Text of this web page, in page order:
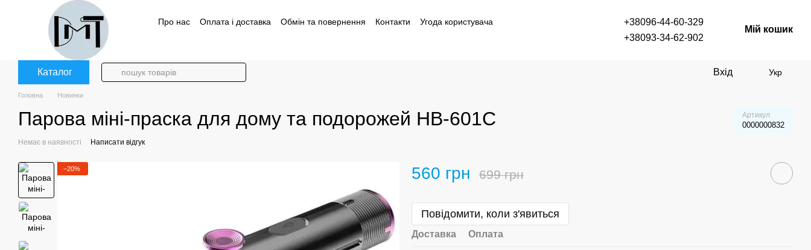
Перейти до основного контенту
Про нас
Оплата і доставка Обмін та повернення Контакти
Угода користувача
+38096-44-60-329
+38093-34-62-902
Мій кошик
Каталог Вхід Укр
Головна Новинки
Парова міні-праска для дому та подорожей HB-601C Артикул
0000000832
Немає в наявності Написати відгук
−20% 560 грн 699 грн
Повідомити, коли з'явиться
Доставка Оплата